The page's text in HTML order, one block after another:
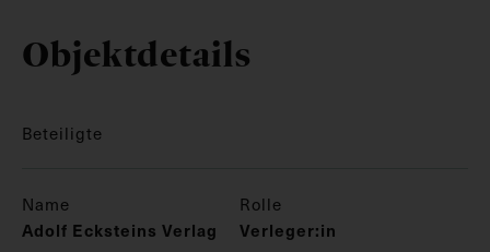
Objektdetails
Beteiligte
Name Rolle
Adolf Ecksteins Verlag
Verleger:in